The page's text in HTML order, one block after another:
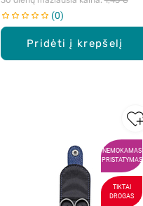
Pridėti į krepšelį
0
NEMOKAMAS
PRISTATYMAS
TIKTAI
DROGAS